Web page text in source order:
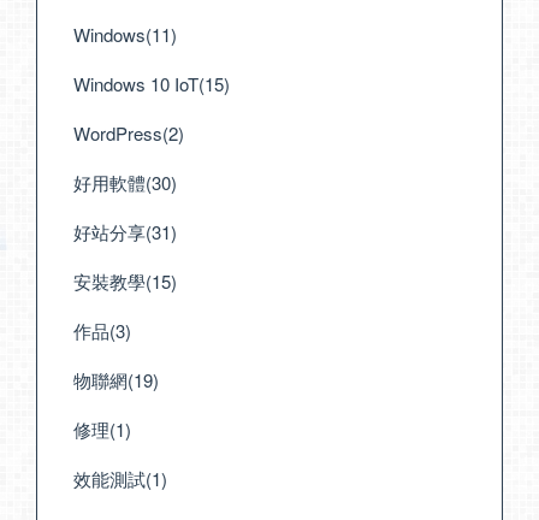
Windows(11)
Windows 10 IoT(15)
WordPress(2)
好用軟體(30)
好站分享(31)
安裝教學(15)
作品(3)
物聯網(19)
修理(1)
效能測試(1)